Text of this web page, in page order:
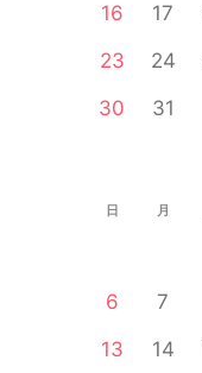
16
17
23
24
30
31
日 月
6
7
13
14